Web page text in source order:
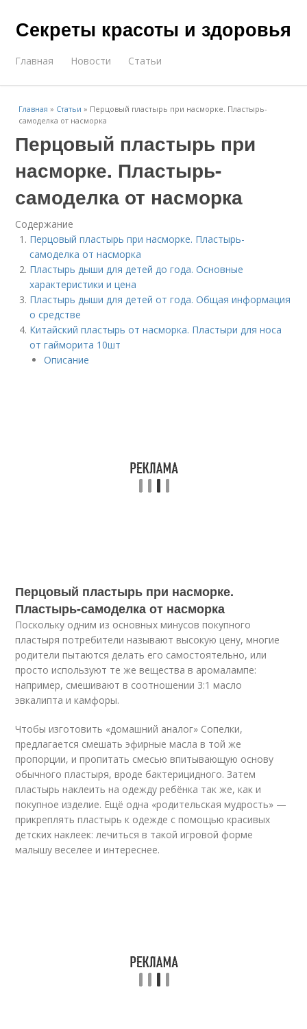
Секреты красоты и здоровья
Главная Новости Статьи
Главная » Статьи » Перцовый пластырь при насморке. Пластырь-
самоделка от насморка
Перцовый пластырь при
насморке. Пластырь-
самоделка от насморка
Содержание
Перцовый пластырь при насморке. Пластырь-
самоделка от насморка
Пластырь дыши для детей до года. Основные
характеристики и цена
Пластырь дыши для детей от года. Общая информация
о средстве
Китайский пластырь от насморка. Пластыри для носа
от гайморита 10шт
Описание
Перцовый пластырь при насморке.
Пластырь-самоделка от насморка
Поскольку одним из основных минусов покупного
пластыря потребители называют высокую цену, многие
родители пытаются делать его самостоятельно, или
просто используют те же вещества в аромалампе:
например, смешивают в соотношении 3:1 масло
эвкалипта и камфоры.
Чтобы изготовить «домашний аналог» Сопелки,
предлагается смешать эфирные масла в той же
пропорции, и пропитать смесью впитывающую основу
обычного пластыря, вроде бактерицидного. Затем
пластырь наклеить на одежду ребёнка так же, как и
покупное изделие. Ещё одна «родительская мудрость» —
прикреплять пластырь к одежде с помощью красивых
детских наклеек: лечиться в такой игровой форме
малышу веселее и интереснее.